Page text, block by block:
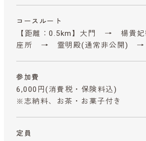
コースルート
【距離：0.5km】大門 → 楊
座所 → 霊明殿(通常非公開) →
参加費
6,000円 (消費税・保険料込)
※志納料、お茶・お菓子付き
定員